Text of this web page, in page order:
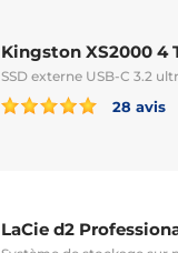
Kingston XS2000 4
SSD externe USB-C 3.2
28 avis
LaCie d2